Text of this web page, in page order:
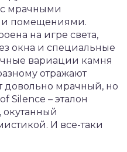
с мрачными
помещениями.
на игре света,
окна и специальные
вариации камня
отражают
довольно мрачный, но
Silence – эталон
И все-таки